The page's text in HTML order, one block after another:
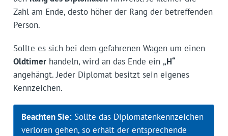
Zahl am Ende, desto höher der Rang der betreffenden
Person.
Sollte es sich bei dem gefahrenen Wagen um einen
Oldtimerhandeln, wird an das Ende ein „H“
angehängt. Jeder Diplomat besitzt sein eigenes
Kennzeichen.
Beachten Sie:Sollte das Diplomatenkennzeichen
verloren gehen, so erhält der entsprechende